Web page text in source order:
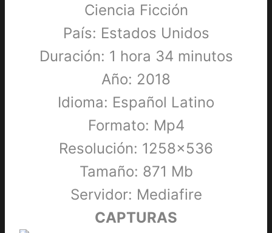
Ciencia Ficción
País: Estados Unidos
Duración: 1 hora 34 minutos
Año: 2018
Idioma: Español Latino
Formato: Mp4
Resolución: 1258×536
Tamaño: 871 Mb
Servidor: Mediafire
CAPTURAS